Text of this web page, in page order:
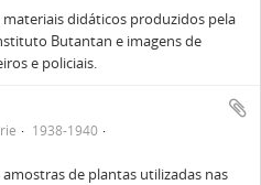
didáticos produzidos pela
Butantan e imagens de
e policiais.
1938-1940
de plantas utilizadas nas